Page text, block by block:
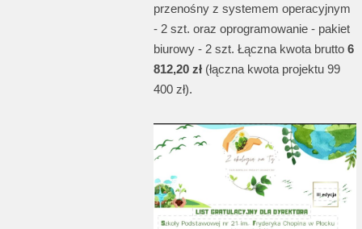
przenośny z systemem operacyjnym
- 2 szt. oraz oprogramowanie - pakiet
biurowy - 2 szt. Łączna kwota brutto6
812,20 zł (łączna kwota projektu 99
400 zł).